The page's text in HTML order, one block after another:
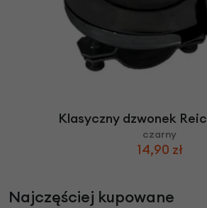
Klasyczny dzwonek
czarny
14,90 zł
Najczęściej kupowane